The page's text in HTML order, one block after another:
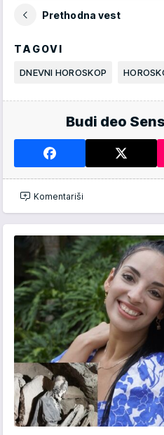
Prethodna vest
TAGOVI
DNEVNI HOROSKOP
Budi deo
Komentariši